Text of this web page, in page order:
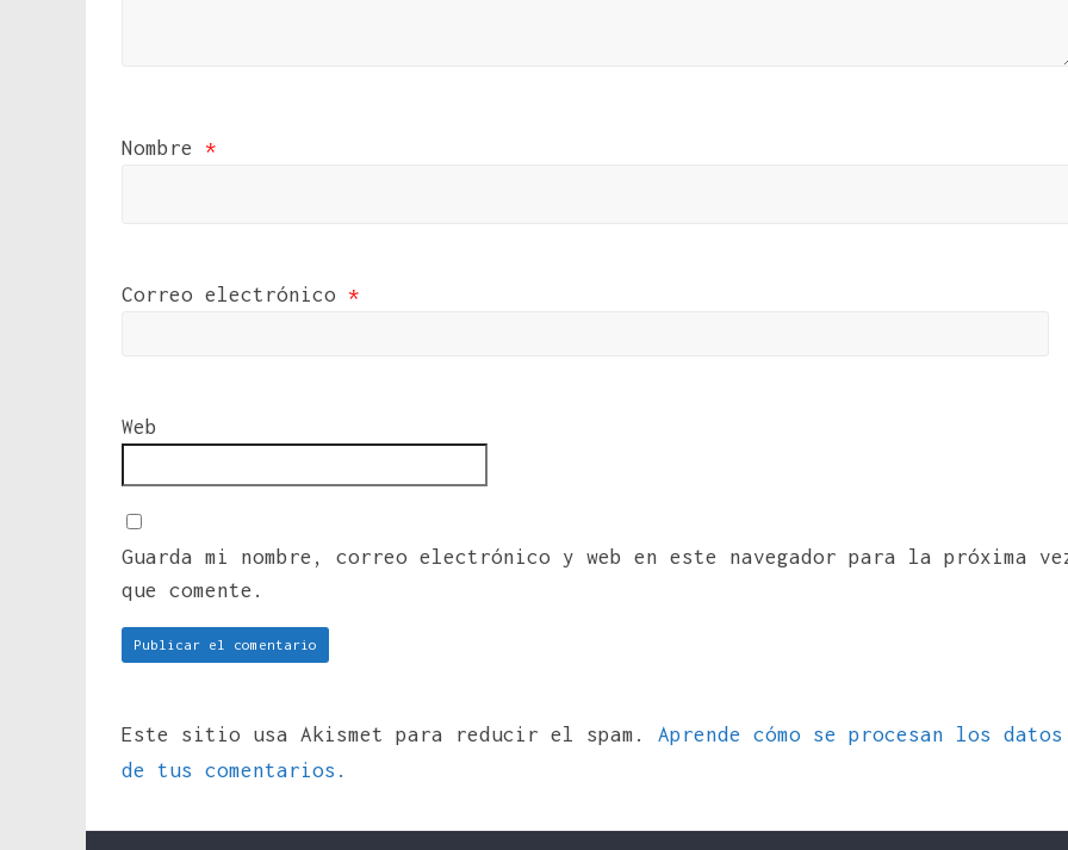
Nombre *
Correo electrónico *
Web
Guarda mi nombre, correo electrónico y web en este navegador para la próxima
que comente.
Este sitio usa Akismet para reducir el spam. Aprende cómo se procesan los datos
de tus comentarios.